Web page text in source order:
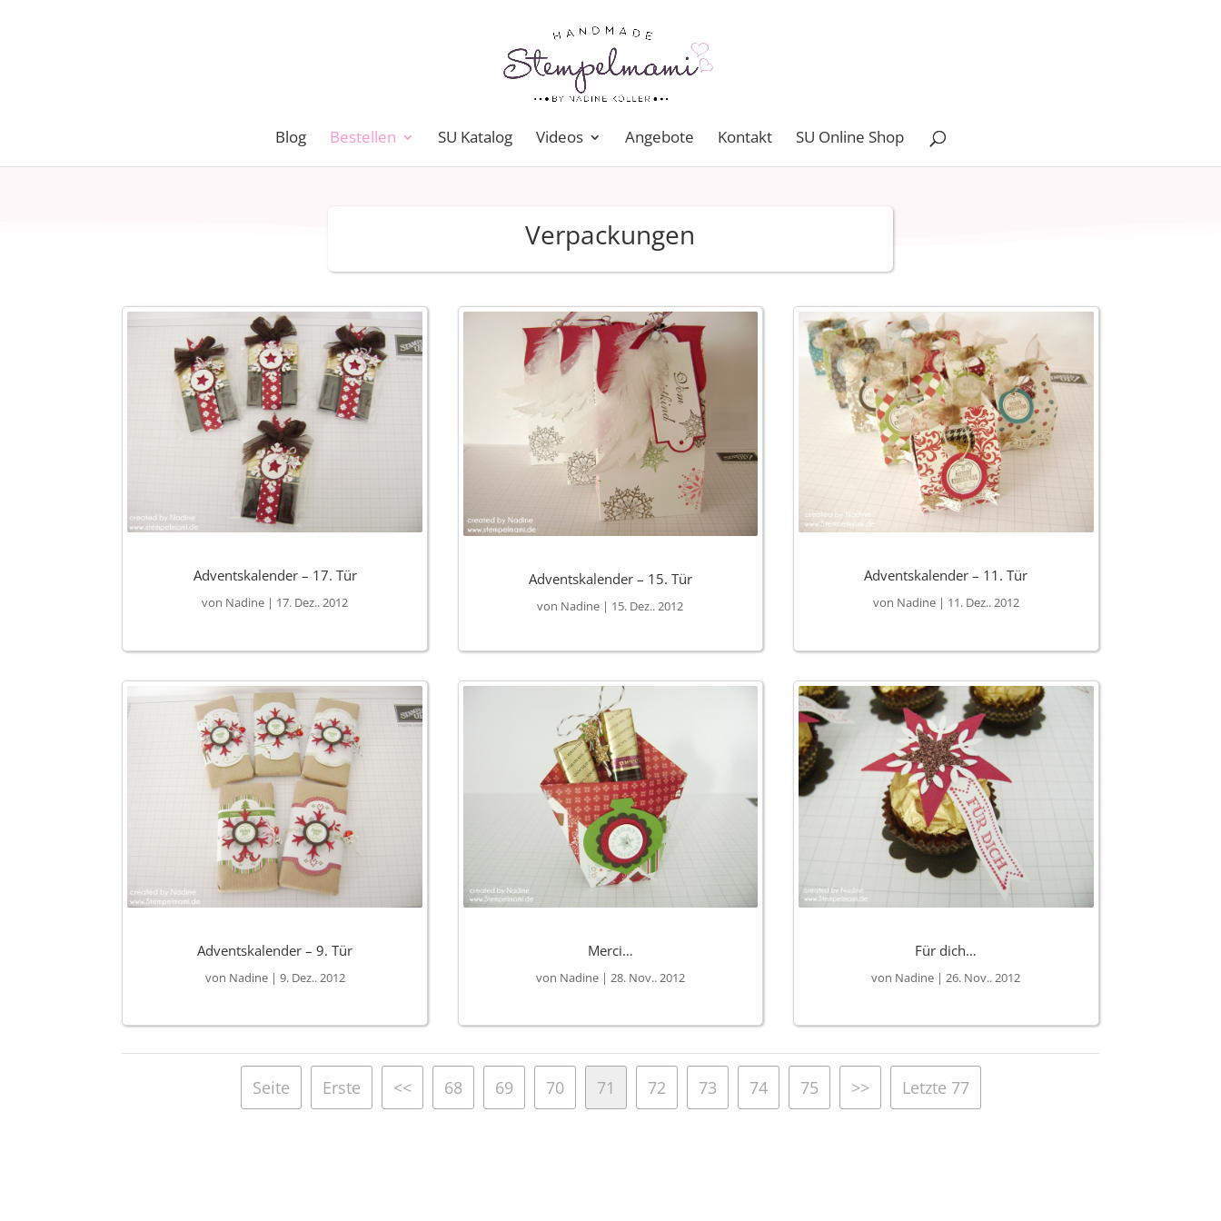
Blog Bestellen SU Katalog Videos Angebote Kontakt SU Online Shop
Verpackungen
Adventskalender – 17. Tür
von Nadine | 17. Dez.. 2012
Adventskalender – 9. Tür
von Nadine| 9. Dez.. 2012
Adventskalender – 15. Tür
von Nadine | 15. Dez.. 2012
Merci…
von Nadine| 28. Nov.. 2012
Adventskalender – 11. Tür
von Nadine| 11. Dez.. 2012
Für dich…
von Nadine |26. Nov.. 2012
Seite Erste << 68 69 70 71 72 73 74 75 >> Letzte 77